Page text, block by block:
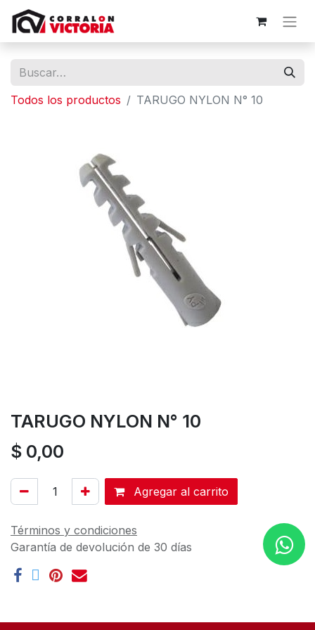
Todos los productos TARUGO NYLON N° 10
TARUGO NYLON N° 10
$ 0,00
Agregar al carrito
Términos y condiciones
Garantía de devolución de 30 días